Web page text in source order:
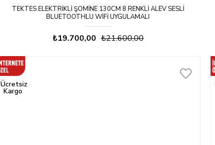
TEKTES ELEKTRIKLI ŞÖMINE 130CM 8 RENKLI ALEV SESLI
BLUETOOTHLU WIFI UYGULAMALI
₺19.700,00 ₺21.600,00
Ücretsiz
Kargo